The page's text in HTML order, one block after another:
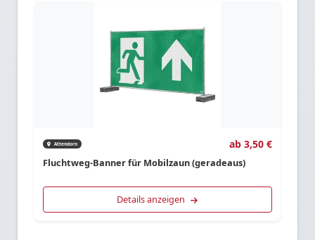
Attendorn ab 3,50 €
Fluchtweg-Banner für Mobilzaun (geradeaus)
Details anzeigen